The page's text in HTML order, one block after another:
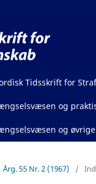
Tidsskrift for
og
og
Årg. 55 Nr. 2 (1967) /